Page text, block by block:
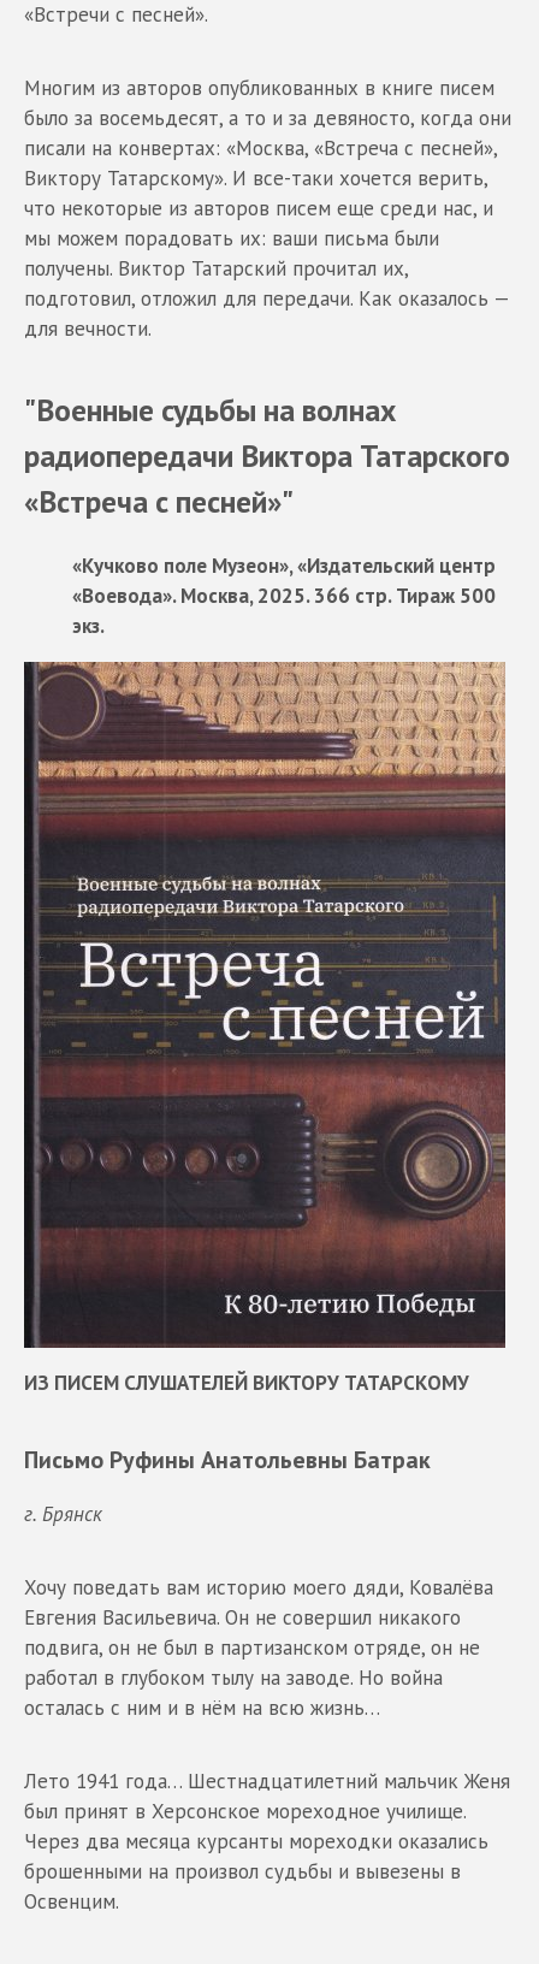
«Встречи с песней».
Многим из авторов опубликованных в книге писем
было за восемьдесят, а то и за девяносто, когда они
писали на конвертах: «Москва, «Встреча с песней»,
Виктору Татарскому». И все-таки хочется верить,
что некоторые из авторов писем еще среди нас, и
мы можем порадовать их: ваши письма были
получены. Виктор Татарский прочитал их,
подготовил, отложил для передачи. Как оказалось —
для вечности.
"Военные судьбы на волнах
радиопередачи Виктора Татарского
«Встреча с песней»"
«Кучково поле Музеон», «Издательский центр
«Воевода». Москва, 2025. 366 стр. Тираж 500
экз.
ИЗ ПИСЕМ СЛУШАТЕЛЕЙ ВИКТОРУ ТАТАРСКОМУ
Письмо Руфины Анатольевны Батрак
г. Брянск
Хочу поведать вам историю моего дяди, Ковалёва
Евгения Васильевича. Он не совершил никакого
подвига, он не был в партизанском отряде, он не
работал в глубоком тылу на заводе. Но война
осталась с ним и в нём на всю жизнь…
Лето 1941 года… Шестнадцатилетний мальчик Женя
был принят в Херсонское мореходное училище.
Через два месяца курсанты мореходки оказались
брошенными на произвол судьбы и вывезены в
Освенцим.